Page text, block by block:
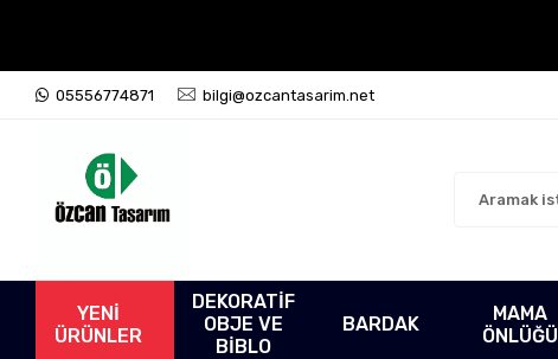
05556774871 bilgi@ozcantasarim.net
YENİ
ÜRÜNLER
DEKORATİF
OBJE VE
BİBLO
BARDAK
MAMA
ÖNLÜĞÜ